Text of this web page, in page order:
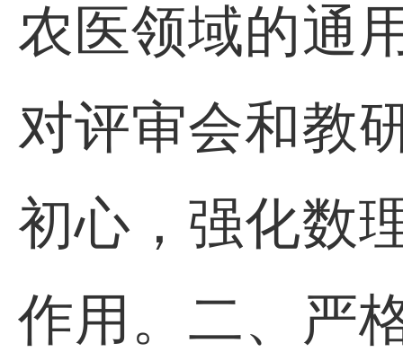
农医领域的通
对评审会和教
初心，强化数
作用。二、严